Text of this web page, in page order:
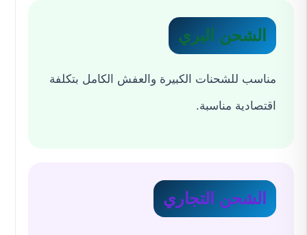
الشحن البري
مناسب للشحنات الكبيرة والعفش الكامل بتكلفة
اقتصادية مناسبة.
الشحن التجاري